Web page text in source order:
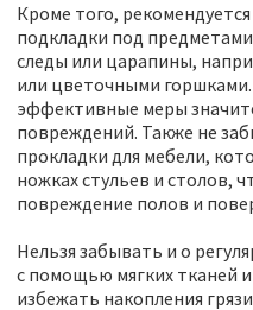
Кроме того,
подкладки под
следы или царапины,
или цветочными
эффективные меры
повреждений. Также не
прокладки для мебели,
ножках стульев и столов,
повреждение полов и
Нельзя забывать и о
с помощью мягких тканей
избежать накопления